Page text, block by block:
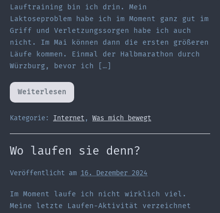
Lauftraining bin ich drin. Mein
Laktoseproblem habe ich im Moment ganz gut im
Griff und Verletzungssorgen habe ich auch
nicht. Im Mai können dann die ersten größeren
Läufe kommen. Einmal der Halbmarathon durch
Würzburg, bevor ich […]
Weiterlesen
Im
Moment
viel
Twitch
Kategorie: Internet , Was mich bewegt
Wo laufen sie denn?
Veröffentlicht am 16. Dezember 2024
Im Moment laufe ich nicht wirklich viel.
Meine letzte Laufen-Aktivität verzeichnet